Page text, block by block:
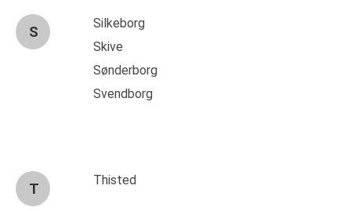
S
Silkeborg
Skive
Sønderborg
Svendborg
T
Thisted